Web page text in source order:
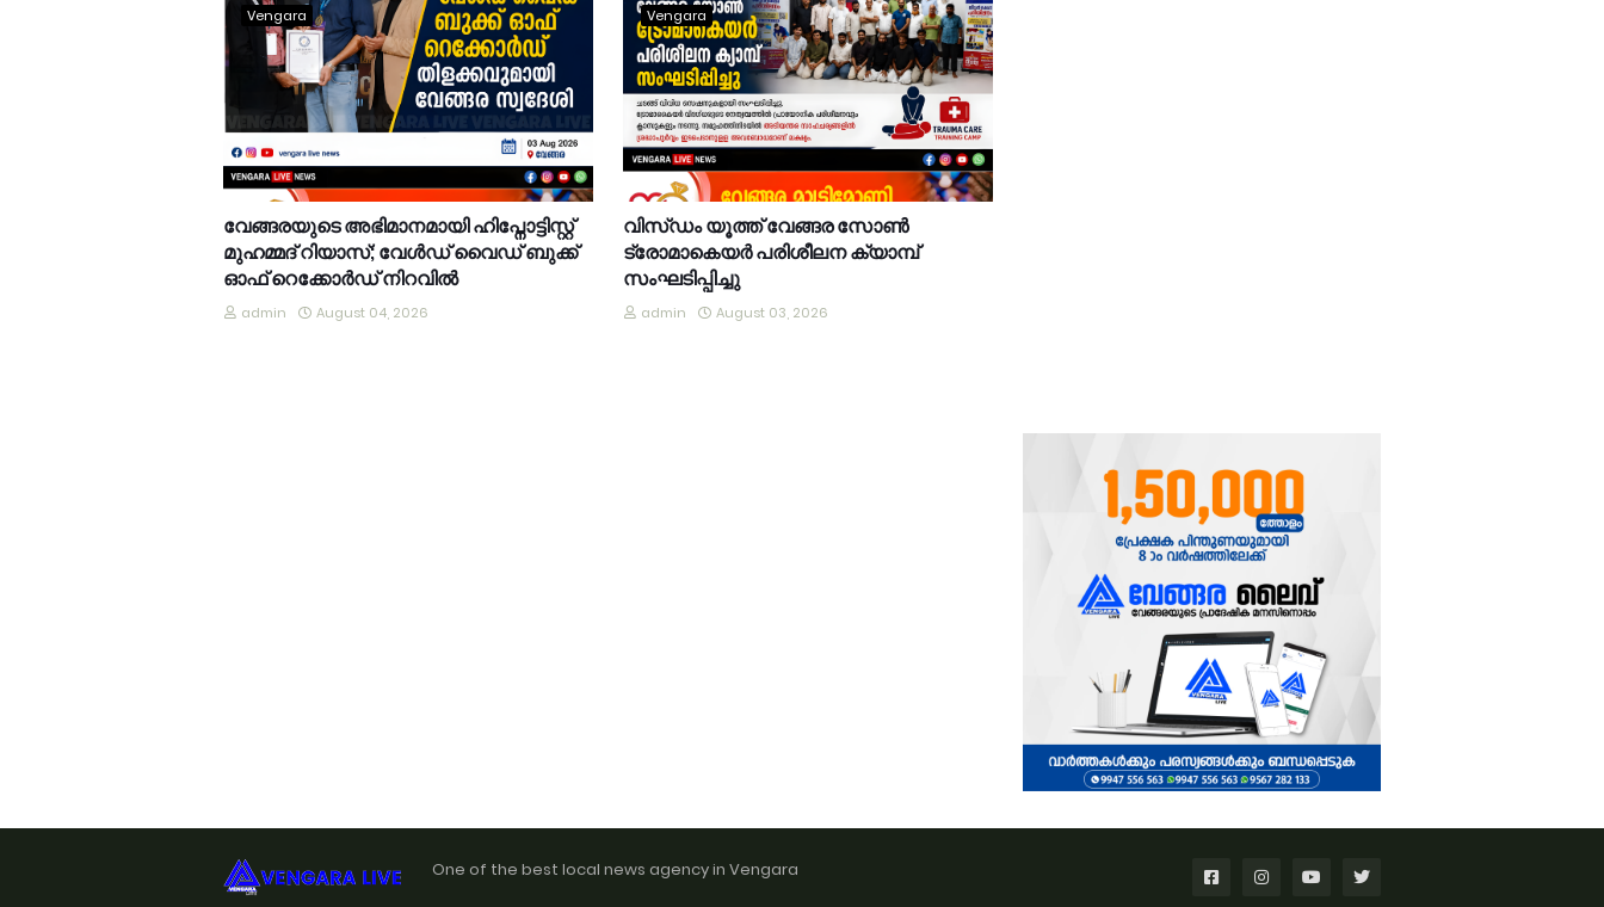
Vengara
വേങ്ങരയുടെ അഭിമാനമായി ഹിപ്നോട്ടിസ്റ്റ്
മുഹമ്മദ് റിയാസ്; വേൾഡ് വൈഡ് ബുക്ക്
ഓഫ് റെക്കോർഡ് നിറവിൽ
admin August 04, 2026
Vengara
വിസ്ഡം യൂത്ത് വേങ്ങര സോൺ
ട്രോമാകെയർ പരിശീലന ക്യാമ്പ്
സംഘടിപ്പിച്ചു
admin August 03, 2026
One of the best local news agency in Vengara